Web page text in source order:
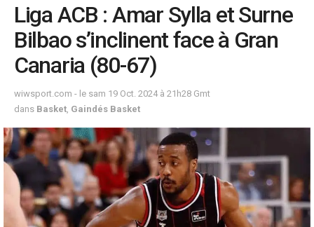
Liga ACB : Amar Sylla et Surne
Bilbao s’inclinent face à Gran
Canaria (80-67)
wiwsport.com - le sam 19 Oct. 2024 à 21h28 Gmt
dans Basket, Gaindés Basket